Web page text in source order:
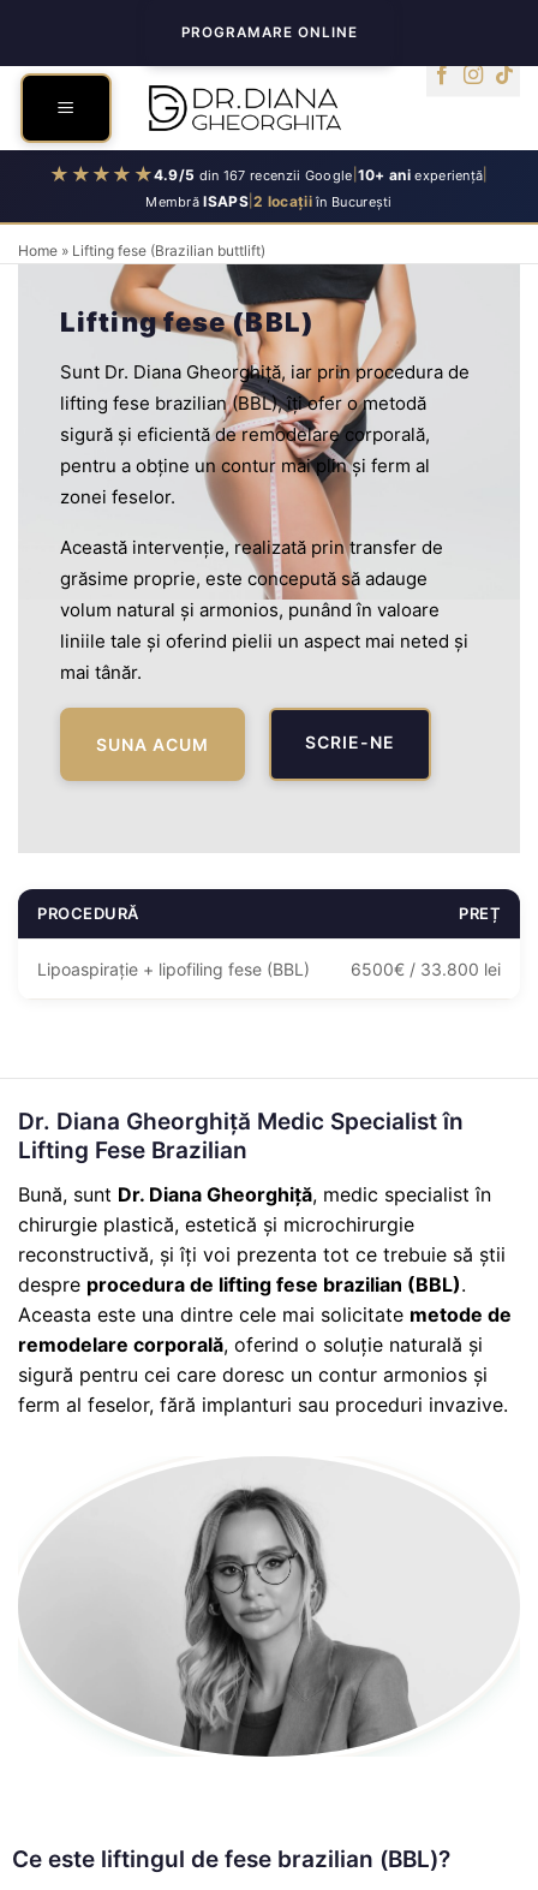
content
PROGRAMARE ONLINE
★★★★★4.9/5 din 167 recenzii Google 10+ ani experiență
Membră ISAPS|2 locațiiîn București
Home » Lifting fese (Brazilian buttlift)
Lifting fese (BBL)
Sunt Dr. Diana Gheorghiță, iar prin procedura de
lifting fese brazilian (BBL), îți ofer o metodă
sigură și eficientă de remodelare corporală,
pentru a obține un contur mai plin și ferm al
zonei feselor.
Această intervenție, realizată prin transfer de
grăsime proprie, este concepută să adauge
volum natural și armonios, punând în valoare
liniile tale și oferind pielii un aspect mai neted și
mai tânăr.
SUNA ACUM SCRIE-NE
PROCEDURĂ PREȚ
Lipoaspirație + lipofiling fese (BBL) 6500€ / 33.800 lei
Dr. Diana Gheorghiță Medic Specialist în
Lifting Fese Brazilian
Bună, sunt Dr. Diana Gheorghiță, medic specialist în
chirurgie plastică, estetică și microchirurgie
reconstructivă, și îți voi prezenta tot ce trebuie să știi
despre procedura de lifting fese brazilian (BBL).
Aceasta este una dintre cele mai solicitate metode de
remodelare corporală, oferind o soluție naturală și
sigură pentru cei care doresc un contur armonios și
ferm al feselor, fără implanturi sau proceduri invazive.
Ce este liftingul de fese brazilian (BBL)?